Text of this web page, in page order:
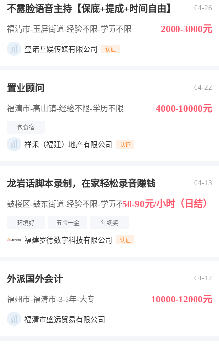
不露脸语音主持【保底+提成+时间自由】 04-26
福清市-玉屏街道-经验不限-学历不限 2000-3000元
玺诺互娱传媒有限公司 认证
置业顾问 04-22
福清市-高山镇-经验不限-学历不限 4000-10000元
包食宿
祥禾（福建）地产有限公司 认证
龙岩话脚本录制，在家轻松录音赚钱 04-13
鼓楼区-鼓东街道-经验不限-学历不限50-90元/小时（日结）
环境好 五险一金 年终奖
福建罗德数字科技有限公司 认证
外派国外会计 04-12
福州市-福清市-3-5年-大专 10000-12000元
福清市盛远贸易有限公司